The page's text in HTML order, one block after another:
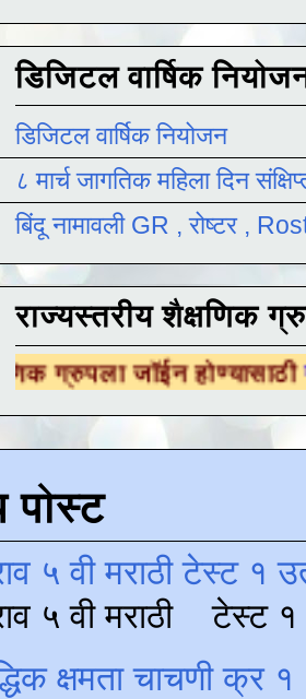
डिजिटल वार्षिक
डिजिटल वार्षिक नियोजन
८ मार्च जागतिक महिला दिन
बिंदू नामावली GR , रोष्टर ,
राज्यस्तरीय शैक्षणिक
होण्यासाठीयेथे क्लिक
पोस्ट
५ वी मराठी टेस्ट १
५ वी मराठी टेस्ट
क्षमता चाचणी क्र